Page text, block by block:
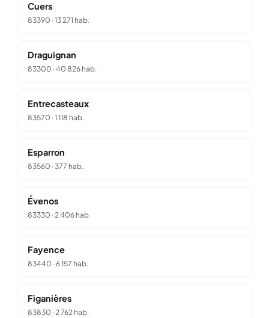
Cuers
83390 ·13 271 hab.
Draguignan
83300 ·40 826 hab.
Entrecasteaux
83570 ·1 118 hab.
Esparron
83560 ·377 hab.
Évenos
83330 ·2 406 hab.
Fayence
83440 ·6 157 hab.
Figanières
83830 ·2 762 hab.